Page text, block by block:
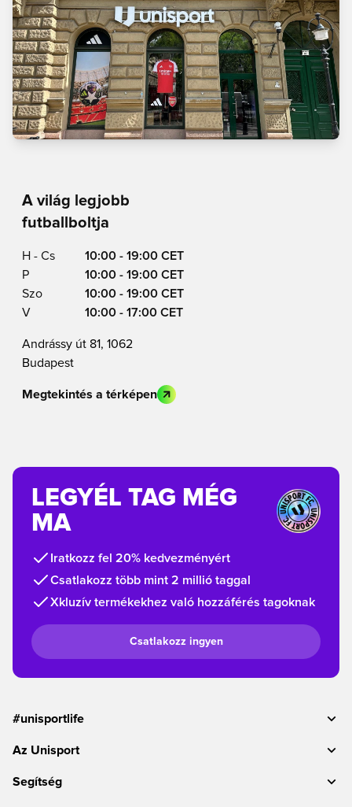
A világ legjobb
futballboltja
H - Cs
10:00 - 19:00 CET
P
10:00 - 19:00 CET
Szo
10:00 - 19:00 CET
V
10:00 - 17:00 CET
Andrássy út 81, 1062
Budapest
Megtekintés a térképen
LEGYÉL TAG MÉG
MA
Iratkozz fel 20% kedvezményért
Csatlakozz több mint 2 millió taggal
Xkluzív termékekhez való hozzáférés tagoknak
Csatlakozz ingyen
#unisportlife
Az Unisport
Segítség